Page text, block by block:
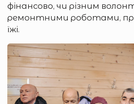
фінансово, чи різним
ремонтними роботами,
їжі.